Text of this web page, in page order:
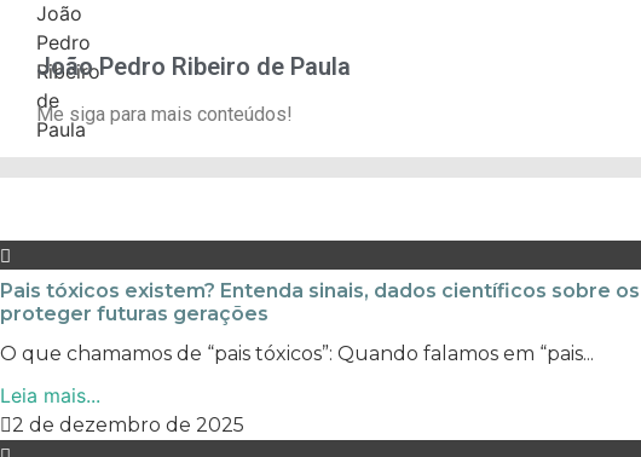
João Pedro Ribeiro de Paula
Me siga para mais conteúdos!
Pais tóxicos existem? Entenda sinais, dados científicos sobre
proteger futuras gerações
O que chamamos de “pais tóxicos”: Quando falamos em “pais...
Leia mais...
2 de dezembro de 2025